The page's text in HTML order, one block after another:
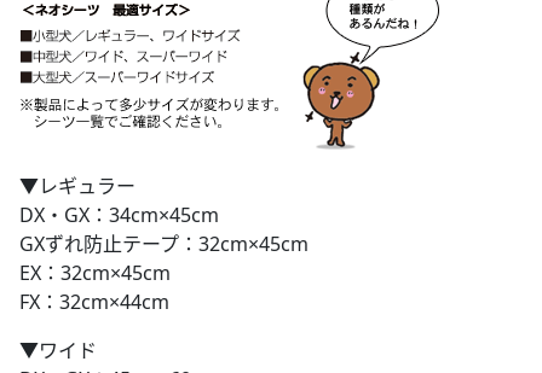
▼レギュラー
DX・GX：34cm×45cm
GXずれ防止テープ：32cm×45cm
EX：32cm×45cm
FX：32cm×44cm
▼ワイド